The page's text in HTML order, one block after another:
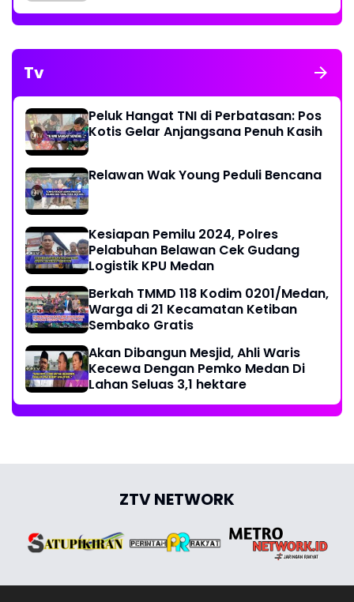
Tv
Peluk Hangat TNI di Perbatasan: Pos
Kotis Gelar Anjangsana Penuh Kasih
Relawan Wak Young Peduli Bencana
Kesiapan Pemilu 2024, Polres
Pelabuhan Belawan Cek Gudang
Logistik KPU Medan
Berkah TMMD 118 Kodim 0201/Medan,
Warga di 21 Kecamatan Ketiban
Sembako Gratis
Akan Dibangun Mesjid, Ahli Waris
Kecewa Dengan Pemko Medan Di
Lahan Seluas 3,1 hektare
ZTV NETWORK